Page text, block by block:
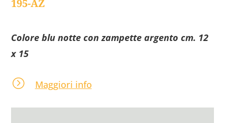
195-AZ
Colore blu notte con zampette argento cm. 12
x 15
= Maggiori info